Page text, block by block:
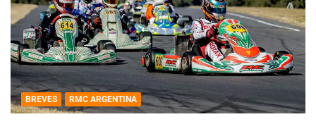
BREVES RMC ARGENTINA